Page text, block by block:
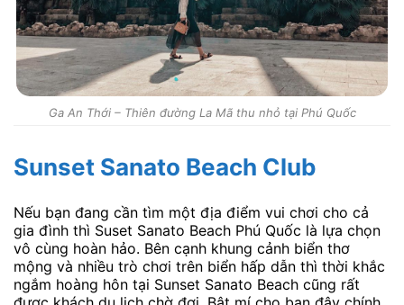
Ga An Thới – Thiên đường La Mã thu nhỏ tại Phú Quốc
Sunset Sanato Beach Club
Nếu bạn đang cần tìm một địa điểm vui chơi cho cả
gia đình thì Suset Sanato Beach Phú Quốc là lựa chọn
vô cùng hoàn hảo. Bên cạnh khung cảnh biển thơ
mộng và nhiều trò chơi trên biển hấp dẫn thì thời khắc
ngắm hoàng hôn tại Sunset Sanato Beach cũng rất